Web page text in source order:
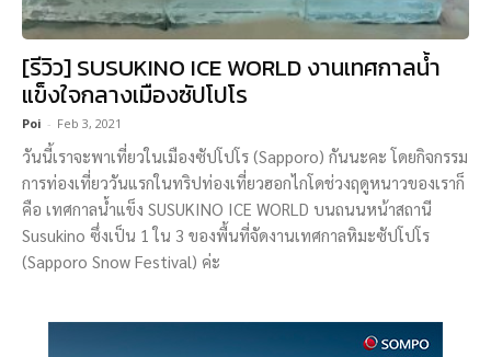
[รีวิว] SUSUKINO ICE WORLD งานเทศกาลน้ำ
แข็งใจกลางเมืองซัปโปโร
Poi - Feb 3, 2021
วันนี้เราจะพาเที่ยวในเมืองซัปโปโร (Sapporo) กันนะคะ โดยกิจกรรม
การท่องเที่ยววันแรกในทริปท่องเที่ยวฮอกไกโดช่วงฤดูหนาวของเราก็
คือ เทศกาลน้ำแข็ง SUSUKINO ICE WORLD บนถนนหน้าสถานี
Susukino ซึ่งเป็น 1 ใน 3 ของพื้นที่จัดงานเทศกาลหิมะซัปโปโร
(Sapporo Snow Festival) ค่ะ